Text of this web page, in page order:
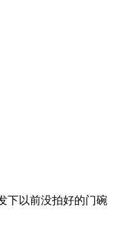
下以前没拍好的门碗